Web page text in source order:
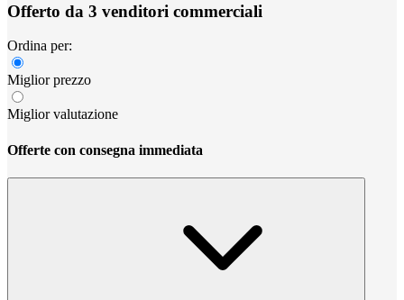
Offerto da 3 venditori commerciali
Ordina per:
Miglior prezzo
Miglior valutazione
Offerte con consegna immediata